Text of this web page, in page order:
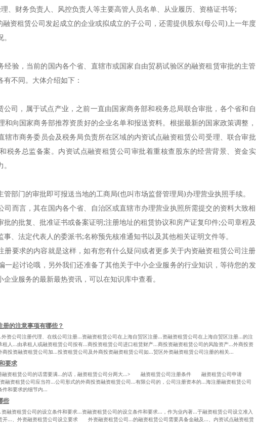
财务负责人、风控负责人等主要高管人员名单、从业履历、资格证书等;
租赁公司发起成立的企业或拟成立的子公司，还需提供股东(母公司)上一年度
验，当前的国内各个省、直辖市或国家自由贸易试验区的融资租赁审批的主管
不同。大体介绍如下：
司，属于试点产业，之前一直由国家商务部和税务总局联合审批，各个省和自
和向国家商务部推荐资质好的企业名单和报送资料。根据最新的国家政策调整，
辖市商务委员会及税务局负责所在区域的内资试点融资租赁公司受理、联合审批
税务总监备案。内资试点融资租赁公司审批着重核查股东的经营背景、资金实
门的审批即可报送当地的工商局(也叫市场监督管理局)办理营业执照手续。
而言，其在国内各个省、自治区或直辖市办理营业执照所需提交的资料大致相
批的批复、批准证书或备案证明;注册地址的租赁协议和房产证复印件;公司章程及
、法定代表人的委派书;名称预先核准通知书以及其他相关证明文件等。
要求的内容就是这样，如有您有什么疑问或者更多关于内资融资租赁公司注册
一起讨论哦，另外我们还准备了其他关于中小企业服务的行业知识，等待您的发
业服务的最新最热资讯，可以在知识库中查看。
的注意事项有哪些？
资公司注册代理、在线公司注册...资融资租赁公司在上海自贸区注册...资融资租赁公司在上海自贸区注册...的注
人...由承租人或融资租赁公司按有...商投资租赁公司进口租赁财产...商投资融资租赁公司的风险资产...外商投资
投资融资租赁公司加...投资租赁公司及外商投资融资租赁公司如...贸区外资融资租赁公司注册的相关...
要求
融资租赁公司的话需要满...的话，融资租赁公司分两大...> 融资租赁公司注册条件 融资租赁公司申请
资租赁公司应当符...公司形式的外商投资融资租赁公司...有限公司的，公司注册资本的...海注册融资租赁公司
件和要求的细节内...
些
资租赁公司的设立条件和要求...资融资租赁公司的设立条件和要求...，作为业内著...于融资租赁公司设立准入
开...、外资融资租赁公司设立要求 外资融资租赁公司...的融资租赁公司需要具备金融及...、内资试点融资租赁